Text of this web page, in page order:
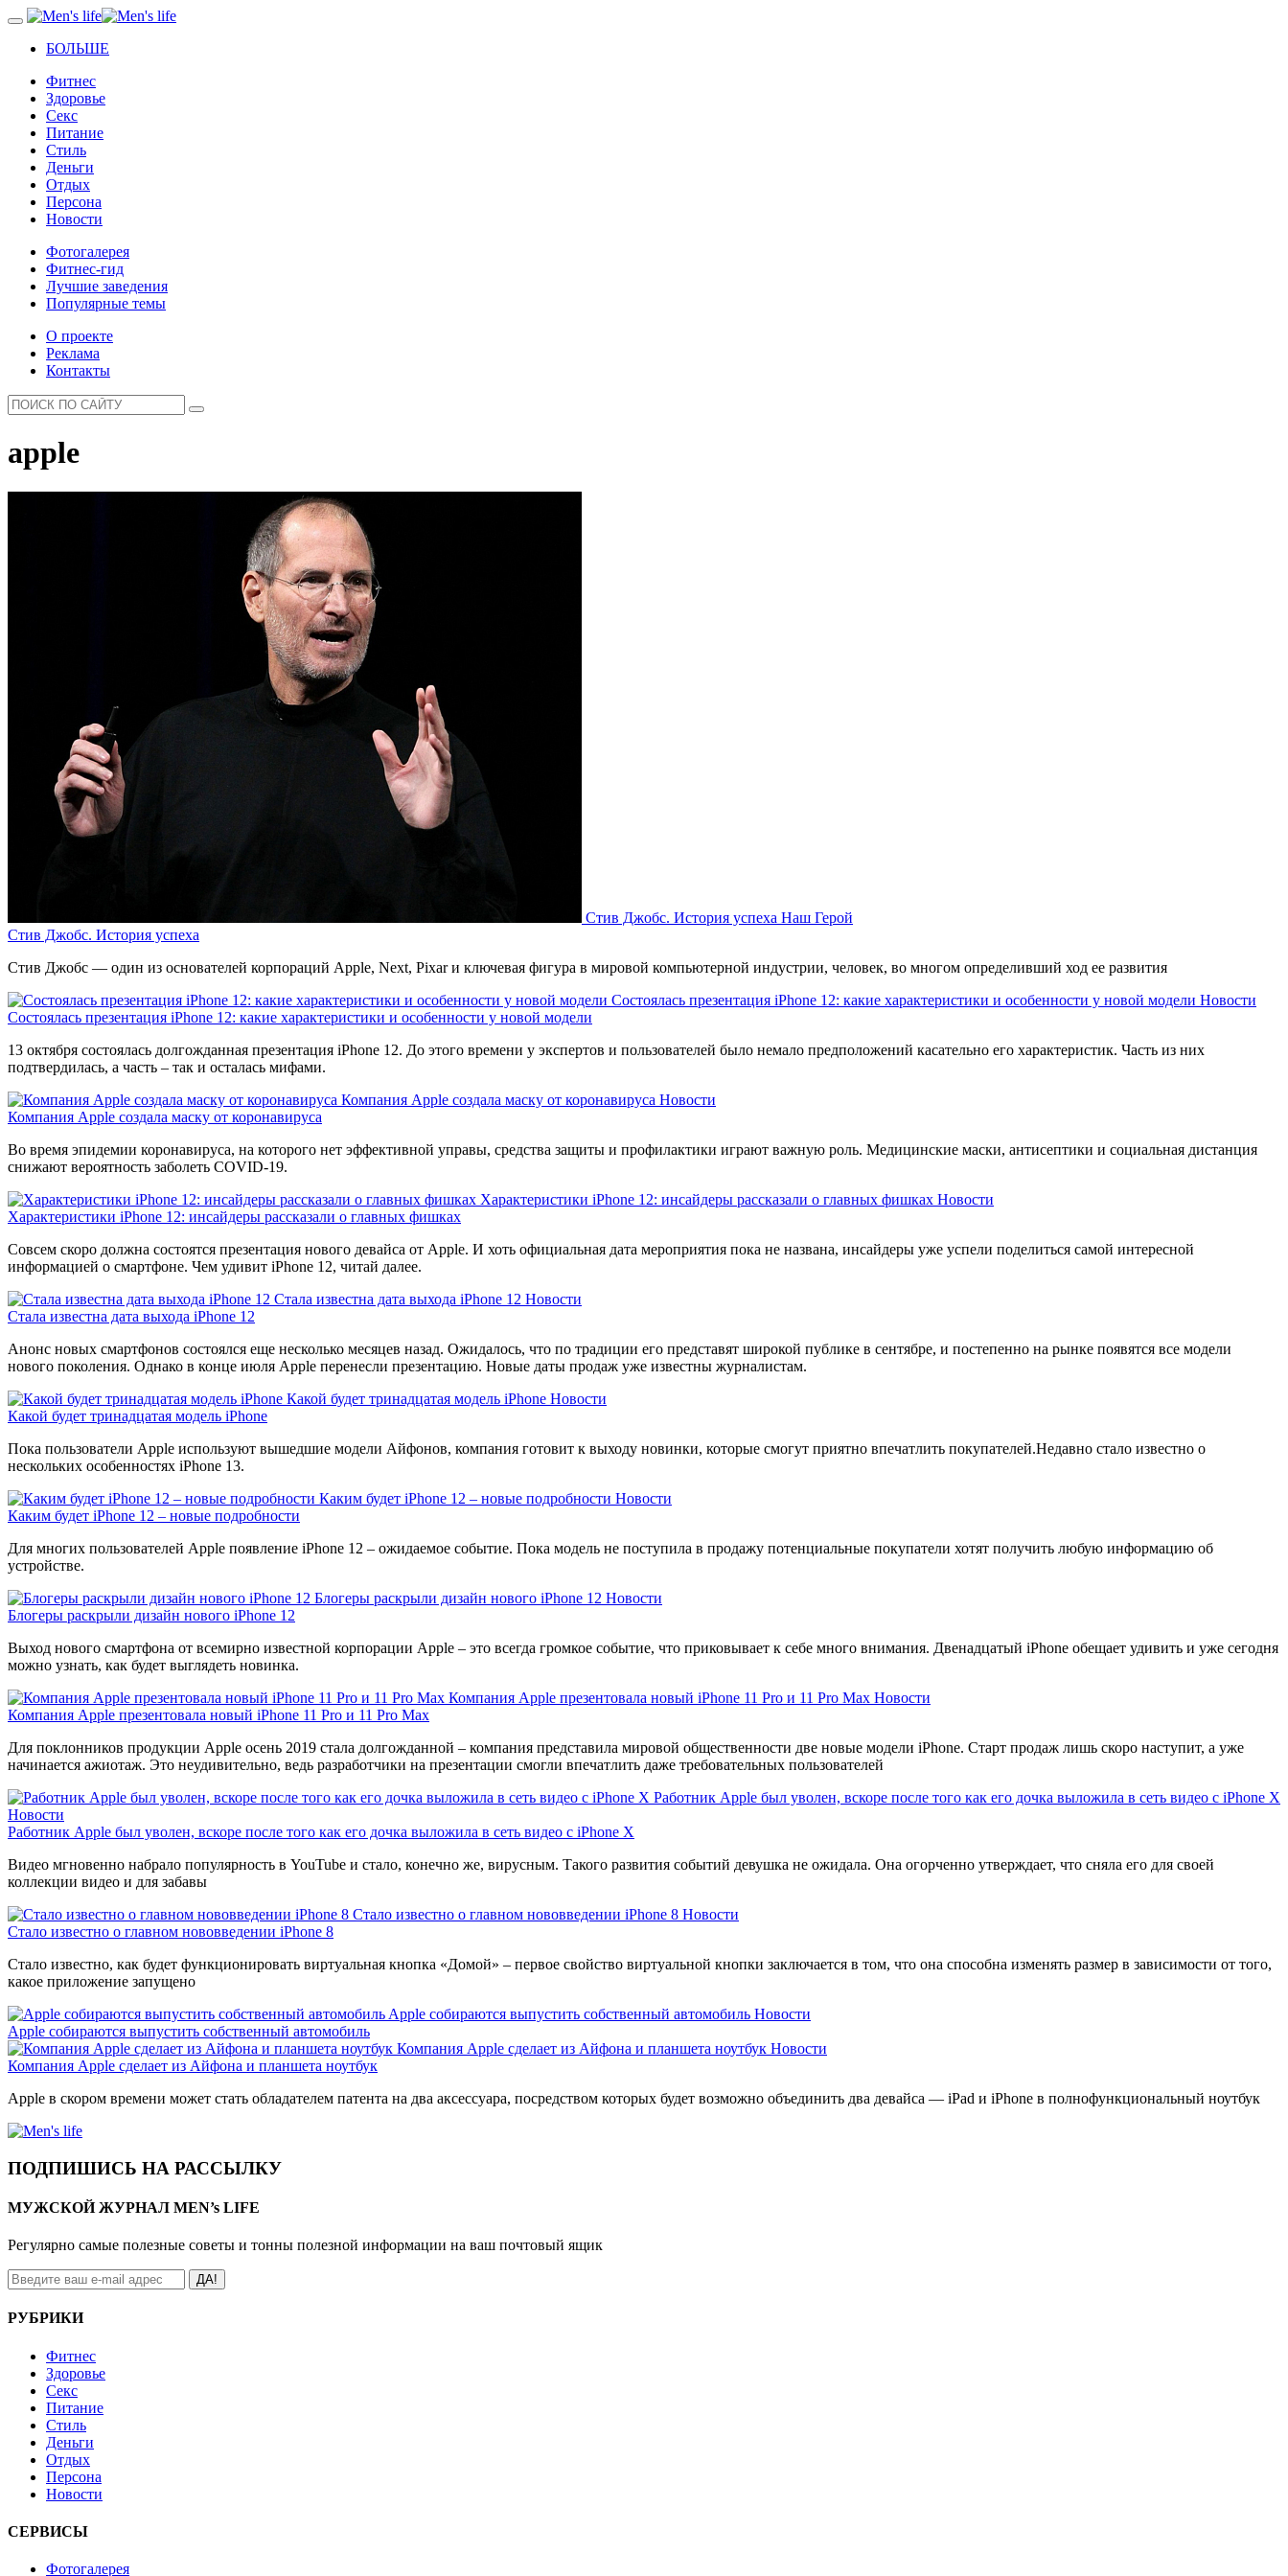
БОЛЬШЕ
Фитнес
Здоровье
Секс
Питание
Стиль
Деньги
Отдых
Персона
Новости
Фотогалерея
Фитнес-гид
Лучшие заведения
Популярные темы
О проекте
Реклама
Контакты
apple
Стив Джобс. История успеха Наш Герой
Стив Джобс. История успеха
Стив Джобс — один из основателей корпораций Apple, Next, Pixar и ключевая фигура в мировой компьютерной индустрии, человек, во многом определивший ход ее развития
Состоялась презентация iPhone 12: какие характеристики и особенности у новой модели Новости
Состоялась презентация iPhone 12: какие характеристики и особенности у новой модели
13 октября состоялась долгожданная презентация iPhone 12. До этого времени у экспертов и пользователей было немало предположений касательно его характеристик. Часть из них
подтвердилась, а часть – так и осталась мифами.
Компания Apple создала маску от коронавируса Новости
Компания Apple создала маску от коронавируса
Во время эпидемии коронавируса, на которого нет эффективной управы, средства защиты и профилактики играют важную роль. Медицинские маски, антисептики и социальная дистанция
снижают вероятность заболеть COVID-19.
Характеристики iPhone 12: инсайдеры рассказали о главных фишках Новости
Характеристики iPhone 12: инсайдеры рассказали о главных фишках
Совсем скоро должна состоятся презентация нового девайса от Apple. И хоть официальная дата мероприятия пока не названа, инсайдеры уже успели поделиться самой интересной
информацией о смартфоне. Чем удивит iPhone 12, читай далее.
Стала известна дата выхода iPhone 12 Новости
Стала известна дата выхода iPhone 12
Анонс новых смартфонов состоялся еще несколько месяцев назад. Ожидалось, что по традиции его представят широкой публике в сентябре, и постепенно на рынке появятся все модели
нового поколения. Однако в конце июля Apple перенесли презентацию. Новые даты продаж уже известны журналистам.
Какой будет тринадцатая модель iPhone Новости
Какой будет тринадцатая модель iPhone
Пока пользователи Apple используют вышедшие модели Айфонов, компания готовит к выходу новинки, которые смогут приятно впечатлить покупателей.Недавно стало известно о
нескольких особенностях iPhone 13.
Каким будет iPhone 12 – новые подробности Новости
Каким будет iPhone 12 – новые подробности
Для многих пользователей Apple появление iPhone 12 ‒ ожидаемое событие. Пока модель не поступила в продажу потенциальные покупатели хотят получить любую информацию об
устройстве.
Блогеры раскрыли дизайн нового iPhone 12 Новости
Блогеры раскрыли дизайн нового iPhone 12
Выход нового смартфона от всемирно известной корпорации Аpple – это всегда громкое событие, что приковывает к себе много внимания. Двенадцатый iPhone обещает удивить и уже сегодня
можно узнать, как будет выглядеть новинка.
Компания Apple презентовала новый iPhone 11 Pro и 11 Pro Max Новости
Компания Apple презентовала новый iPhone 11 Pro и 11 Pro Max
Для поклонников продукции Apple осень 2019 стала долгожданной – компания представила мировой общественности две новые модели iPhone. Старт продаж лишь скоро наступит, а уже
начинается ажиотаж. Это неудивительно, ведь разработчики на презентации смогли впечатлить даже требовательных пользователей
Работник Apple был уволен, вскоре после того как его дочка выложила в сеть видео с iPhone X
Новости
Работник Apple был уволен, вскоре после того как его дочка выложила в сеть видео с iPhone X
Видео мгновенно набрало популярность в YouTube и стало, конечно же, вирусным. Такого развития событий девушка не ожидала. Она огорченно утверждает, что сняла его для своей
коллекции видео и для забавы
Стало известно о главном нововведении iPhone 8 Новости
Стало известно о главном нововведении iPhone 8
Стало известно, как будет функционировать виртуальная кнопка «Домой» – первое свойство виртуальной кнопки заключается в том, что она способна изменять размер в зависимости от того,
какое приложение запущено
Apple собираются выпустить собственный автомобиль Новости
Apple собираются выпустить собственный автомобиль
Компания Apple сделает из Айфона и планшета ноутбук Новости
Компания Apple сделает из Айфона и планшета ноутбук
Apple в скором времени может стать обладателем патента на два аксессуара, посредством которых будет возможно объединить два девайса — iPad и iPhone в полнофункциональный ноутбук
ПОДПИШИСЬ НА РАССЫЛКУ
МУЖСКОЙ ЖУРНАЛ MEN’s LIFE
Регулярно самые полезные советы и тонны полезной информации на ваш почтовый ящик
ДА!
РУБРИКИ
Фитнес
Здоровье
Секс
Питание
Стиль
Деньги
Отдых
Персона
Новости
СЕРВИСЫ
Фотогалерея